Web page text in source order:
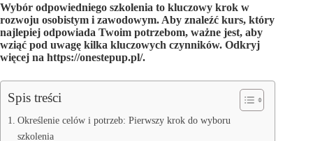
Wybór odpowiedniego szkolenia to kluczowy krok w
rozwoju osobistym i zawodowym. Aby znaleźć kurs, który
najlepiej odpowiada Twoim potrzebom, ważne jest, aby
wziąć pod uwagę kilka kluczowych czynników. Odkryj
więcej na https://onestepup.pl/.
Spis treści
Określenie celów i potrzeb: Pierwszy krok do wyboru
szkolenia